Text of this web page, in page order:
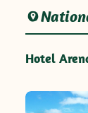
Hotel